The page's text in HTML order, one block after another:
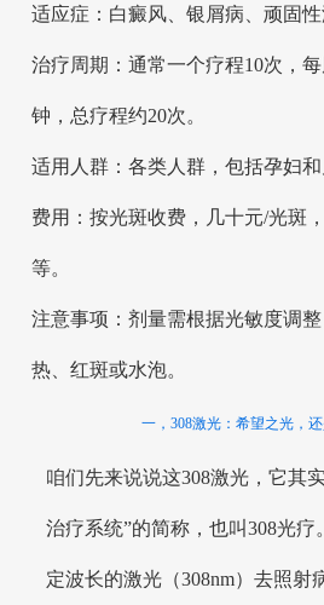
适应症：白癜风、银屑病、顽固性
治疗周期：通常一个疗程10次，
钟，总疗程约20次。
适用人群：各类人群，包括孕妇和
费用：按光斑收费，几十元/光斑
等。
注意事项：剂量需根据光敏度调
热、红斑或水泡。
一，308激光：希望之光，
咱们先来说说这308激光，它其
治疗系统”的简称，也叫308光
定波长的激光（308nm）去照射